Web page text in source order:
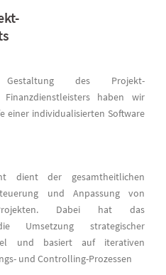
des Projekt-
haben wir
einer individualisierten Software
dient der gesamtheitlichen
und Anpassung von
Dabei hat das
Umsetzung strategischer
und basiert auf iterativen
und Controlling-Prozessen